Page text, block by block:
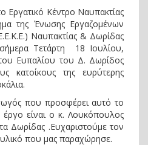
Εργατικό Κέντρο Ναυπακτίας
της Ένωσης Εργαζομένων
Ναυπακτίας & Δωρίδας
Τετάρτη 18 Ιουλίου,
Ευπαλίου του Δ. Δωρίδος
κατοίκους της ευρύτερης
που προσφέρει αυτό το
είναι ο κ. Λουκόπουλος
Δωρίδας .Ευχαριστούμε τον
που μας παραχώρησε.